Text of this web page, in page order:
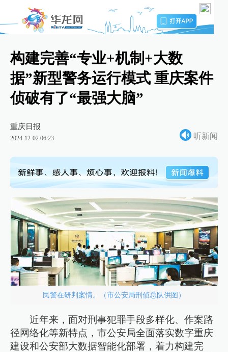
构建完善“专业+机制+大数
据”新型警务运行模式 重庆案件
侦破有了“最强大脑”
重庆日报
2024-12-02 06:23 听新闻
民警在研判案情。（市公安局刑侦总队供图）
近年来，面对刑事犯罪手段多样化、作案路
径网络化等新特点，市公安局全面落实数字重庆
建设和公安部大数据智能化部署，着力构建完